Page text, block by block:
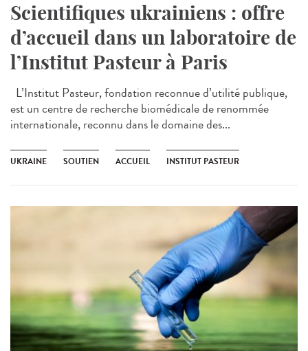
Scientifiques ukrainiens : offre
d’accueil dans un laboratoire de
l’Institut Pasteur à Paris
L’Institut Pasteur, fondation reconnue d’utilité publique,
est un centre de recherche biomédicale de renommée
internationale, reconnu dans le domaine des...
UKRAINE SOUTIEN ACCUEIL INSTITUT PASTEUR